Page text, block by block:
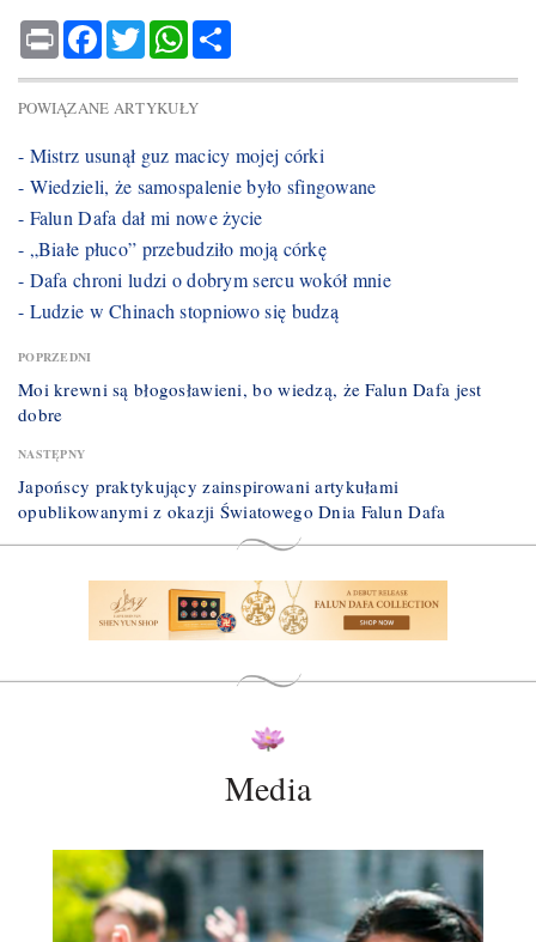
Print Facebook
TwitterWhatsApp
POWIĄZANE ARTYKUŁY
- Mistrz usunął guz macicy mojej córki
- Wiedzieli, że samospalenie było sfingowane
- Falun Dafa dał mi nowe życie
- „Białe płuco” przebudziło moją córkę
- Dafa chroni ludzi o dobrym sercu wokół mnie
- Ludzie w Chinach stopniowo się budzą
POPRZEDNI
Moi krewni są błogosławieni, bo wiedzą, że Falun Dafa jest
dobre
NASTĘPNY
Japońscy praktykujący zainspirowani artykułami
opublikowanymi z okazji Światowego Dnia Falun Dafa
Media